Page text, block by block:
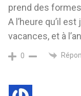
prend des
A l’heure qu’il
vacances, et à
0